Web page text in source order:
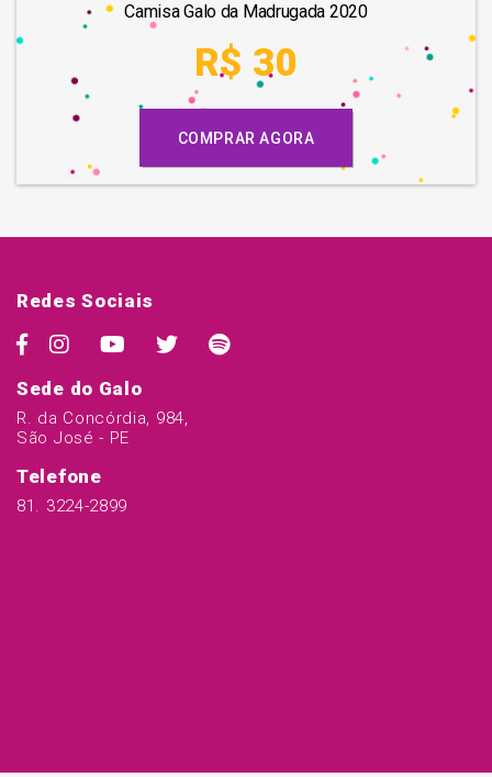
Camisa Galo da Madrugada 2020
R$ 30
COMPRAR AGORA
Redes Sociais
Sede do Galo
R. da Concórdia, 984,
São José - PE
Telefone
81. 3224-2899